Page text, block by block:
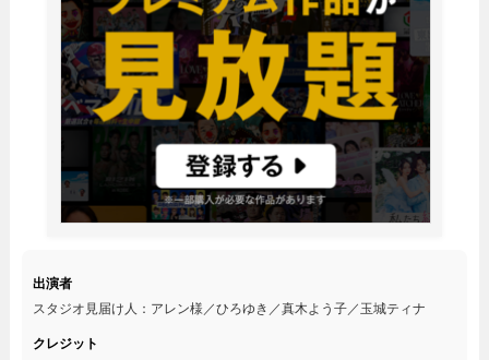
出演者
スタジオ見届け人：アレン様／ひろゆき／真木よう子／玉城ティナ
クレジット